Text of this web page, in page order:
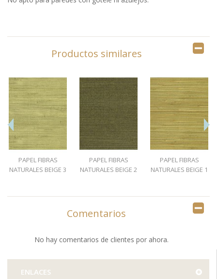
Productos similares
PAPEL FIBRAS
NATURALES BEIGE 3
PAPEL FIBRAS
NATURALES BEIGE 2
PAPEL FIBRAS
NATURALES BEIGE 1
Comentarios
No hay comentarios de clientes por ahora.
ENLACES